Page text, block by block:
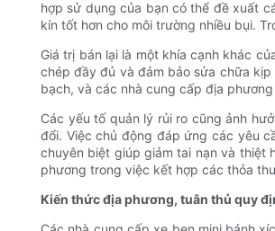
hợp sử dụng của bạn có thể đề xuất
kín tốt hơn cho môi trường nhiều bụi.
Giá trị bán lại là một khía cạnh khác
chép đầy đủ và đảm bảo sửa chữa
bạch, và các nhà cung cấp địa
Các yếu tố quản lý rủi ro cũng ảnh
đổi. Việc chủ động đáp ứng các yêu
chuyên biệt giúp giảm tai nạn và thiệt
phương trong việc kết hợp các thỏa
Kiến thức địa phương, tuân thủ quy